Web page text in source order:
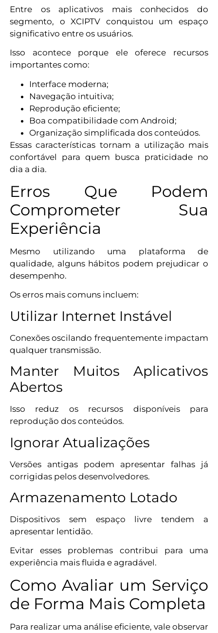
Entre os aplicativos mais conhecidos do
segmento, o XCIPTV conquistou um espaço
significativo entre os usuários.
Isso acontece porque ele oferece recursos
importantes como:
Interface moderna;
Navegação intuitiva;
Reprodução eficiente;
Boa compatibilidade com Android;
Organização simplificada dos conteúdos.
Essas características tornam a utilização mais
confortável para quem busca praticidade no
dia a dia.
Erros Que Podem
Comprometer Sua
Experiência
Mesmo utilizando uma plataforma de
qualidade, alguns hábitos podem prejudicar o
desempenho.
Os erros mais comuns incluem:
Utilizar Internet Instável
Conexões oscilando frequentemente impactam
qualquer transmissão.
Manter Muitos Aplicativos
Abertos
Isso reduz os recursos disponíveis para
reprodução dos conteúdos.
Ignorar Atualizações
Versões antigas podem apresentar falhas já
corrigidas pelos desenvolvedores.
Armazenamento Lotado
Dispositivos sem espaço livre tendem a
apresentar lentidão.
Evitar esses problemas contribui para uma
experiência mais fluida e agradável.
Como Avaliar um Serviço
de Forma Mais Completa
Para realizar uma análise eficiente, vale observar